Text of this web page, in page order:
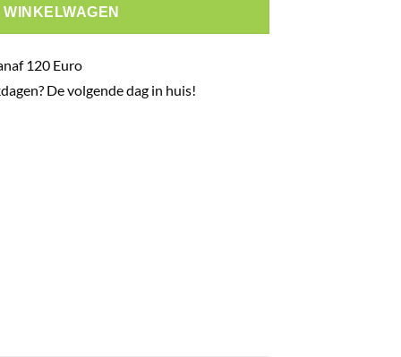
120 Euro
De volgende dag in huis!